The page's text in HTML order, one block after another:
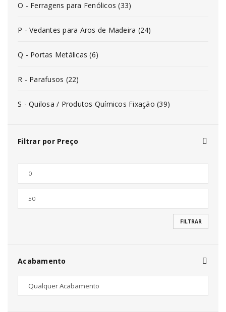
O - Ferragens para Fenólicos (33)
P - Vedantes para Aros de Madeira (24)
Q - Portas Metálicas (6)
R - Parafusos (22)
S - Quilosa / Produtos Químicos Fixação (39)
Filtrar por Preço
FILTRAR
Acabamento